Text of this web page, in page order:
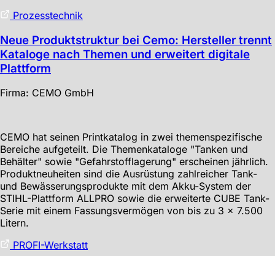
Prozesstechnik
Neue Produktstruktur bei Cemo: Hersteller trennt
Kataloge nach Themen und erweitert digitale
Plattform
Firma: CEMO GmbH
CEMO hat seinen Printkatalog in zwei themenspezifische
Bereiche aufgeteilt. Die Themenkataloge "Tanken und
Behälter" sowie "Gefahrstofflagerung" erscheinen jährlich.
Produktneuheiten sind die Ausrüstung zahlreicher Tank-
und Bewässerungsprodukte mit dem Akku-System der
STIHL-Plattform ALLPRO sowie die erweiterte CUBE Tank-
Serie mit einem Fassungsvermögen von bis zu 3 x 7.500
Litern.
PROFI-Werkstatt